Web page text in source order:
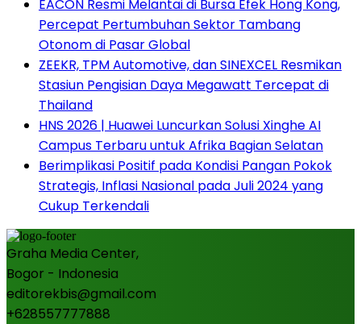
EACON Resmi Melantai di Bursa Efek Hong Kong,
Percepat Pertumbuhan Sektor Tambang
Otonom di Pasar Global
ZEEKR, TPM Automotive, dan SINEXCEL Resmikan
Stasiun Pengisian Daya Megawatt Tercepat di
Thailand
HNS 2026 | Huawei Luncurkan Solusi Xinghe AI
Campus Terbaru untuk Afrika Bagian Selatan
Berimplikasi Positif pada Kondisi Pangan Pokok
Strategis, Inflasi Nasional pada Juli 2024 yang
Cukup Terkendali
Graha Media Center,
Bogor - Indonesia
editorekbis@gmail.com
+628557777888